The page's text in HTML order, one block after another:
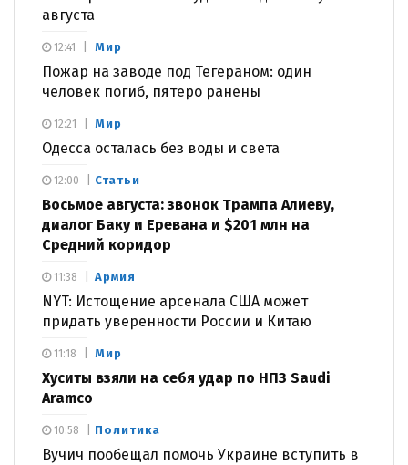
августа
Мир
Пожар на заводе под Тегераном: один
человек погиб, пятеро ранены
12:41
Мир
Одесса осталась без воды и света
12:21
Статьи
Восьмое августа: звонок Трампа Алиеву,
диалог Баку и Еревана и $201 млн на
Средний коридор
12:00
Армия
NYT: Истощение арсенала США может
придать уверенности России и Китаю
11:38
Мир
Хуситы взяли на себя удар по НПЗ Saudi
Aramco
11:18
Политика
Вучич пообещал помочь Украине вступить в
10:58